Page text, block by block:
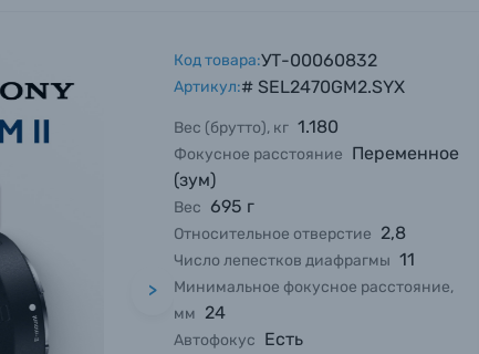
>
Код товара:УТ-00060832
Артикул:# SEL2470GM2.SYX
Вес (брутто), кг 1.180
Фокусное расстояние Переменное
(зум)
Вес 695 г
Относительное отверстие 2,8
Число лепестков диафрагмы 11
Минимальное фокусное расстояние,
мм 24
Автофокус Есть